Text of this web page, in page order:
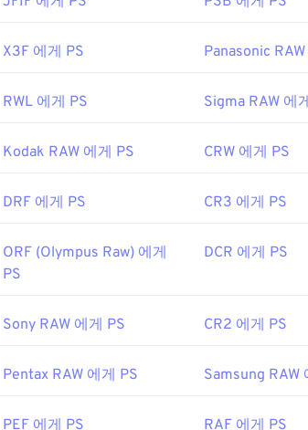
X3F 에게 PS Panasonic
RWL 에게 PS Sigma RAW 에
Kodak RAW 에게 PS CRW 에게 PS
DRF 에게 PS CR3 에게 PS
ORF (Olympus Raw) 에게
PS
DCR 에게 PS
Sony RAW 에게 PS CR2 에게 PS
Pentax RAW 에게 PS Samsung RAW
PEF 에게 PS RAF 에게 PS